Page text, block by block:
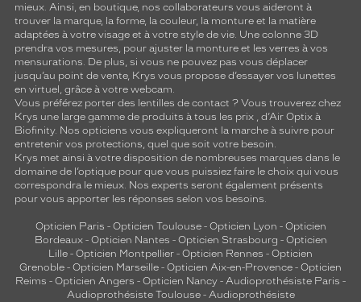
mieux. Ainsi, en boutique, nos collaborateurs vous aideront à
trouver la marque, la forme, la couleur, la monture et la matière
adaptées à votre visage et à votre style de vie. Une colonne 3D
prendra vos mesures, pour ajuster la monture et les verres à vos
mensurations. De plus, si vous ne pouvez pas vous déplacer
jusqu’au point de vente, Krys vous propose d’essayer vos lunettes
en virtuel, grâce à votre webcam.
Vous préférez porter des lentilles de contact ? Vous trouverez chez
Krys une large gamme de produits à tous les prix , d’Air Optix à
Biofinity. Nos opticiens vous expliqueront la marche à suivre pour
entretenir vos protections, quel que soit votre besoin.
Krys met ainsi à votre disposition de nombreuses marques dans le
domaine de l’optique pour que vous puissiez faire le choix qui vous
correspondra le mieux. Nos experts seront également présents
pour vous apporter les réponses selon vos besoins.
Opticien Paris - Opticien Toulouse- Opticien Lyon - Opticien
Bordeaux- Opticien Nantes - Opticien Strasbourg - Opticien
Lille - Opticien Montpellier - Opticien Rennes - Opticien
Grenoble - Opticien Marseille - Opticien Aix-en-Provence - Opticien
Reims - Opticien Angers - Opticien Nancy - Audioprothésiste Paris -
Audioprothésiste Toulouse- Audioprothésiste